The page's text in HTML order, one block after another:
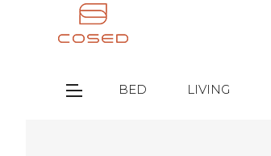
BED LIVING